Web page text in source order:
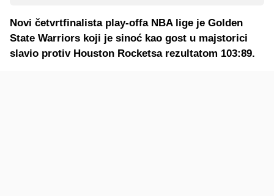
Novi četvrtfinalista play-offa NBA lige je Golden
State Warriors koji je sinoć kao gost u majstorici
slavio protiv Houston Rocketsa rezultatom 103:89.